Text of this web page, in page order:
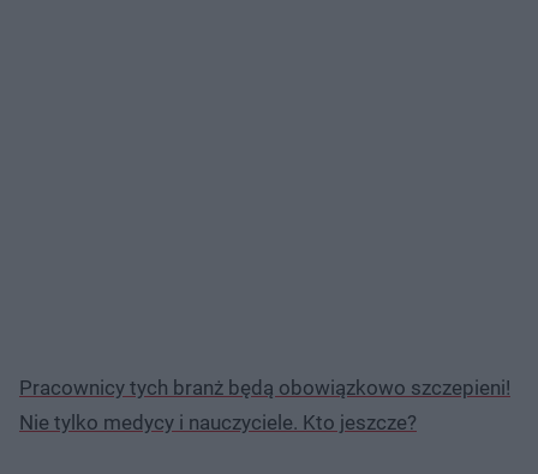
Pracownicy tych branż będą obowiązkowo szczepieni!
Nie tylko medycy i nauczyciele. Kto jeszcze?